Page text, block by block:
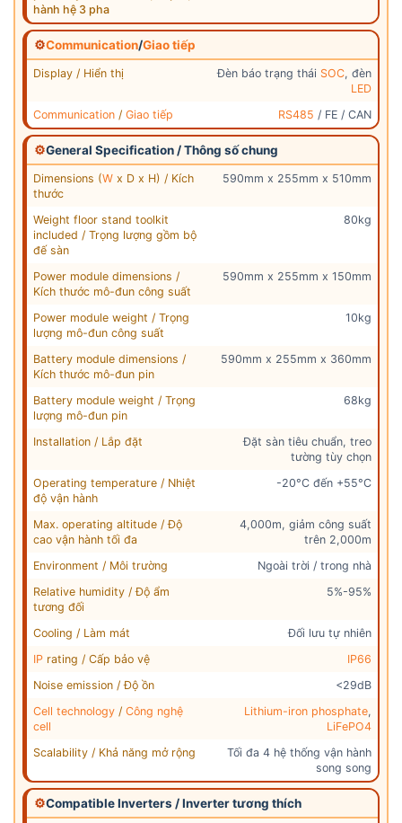
hành hệ 3 pha
⚙Communication/Giao tiếp
Display / Hiển thị Đèn báo trạng thái SOC, đèn
LED
Communication / Giao tiếp RS485 / FE / CAN
⚙General Specification / Thông số chung
Dimensions (W x D x H) / Kích
thước
590mm x 255mm x 510mm
Weight floor stand toolkit
included / Trọng lượng gồm bộ
đế sàn
80kg
Power module dimensions /
Kích thước mô-đun công suất
590mm x 255mm x 150mm
Power module weight / Trọng
lượng mô-đun công suất
10kg
Battery module dimensions /
Kích thước mô-đun pin
590mm x 255mm x 360mm
Battery module weight / Trọng
lượng mô-đun pin
68kg
Installation / Lắp đặt
Đặt sàn tiêu chuẩn, treo
tường tùy chọn
Operating temperature / Nhiệt
độ vận hành
-20°C đến +55°C
Max. operating altitude / Độ
cao vận hành tối đa
4,000m, giảm công suất
trên 2,000m
Environment / Môi trường
Ngoài trời / trong nhà
Relative humidity / Độ ẩm
tương đối
5%-95%
Cooling / Làm mát
Đối lưu tự nhiên
IP rating / Cấp bảo vệ
IP66
Noise emission / Độ ồn
<29dB
Cell technology / Công nghệ
cell
Lithium-iron phosphate,
LiFePO4
Scalability / Khả năng mở rộng
Tối đa 4 hệ thống vận hành
song song
⚙Compatible Inverters / Inverter tương thích